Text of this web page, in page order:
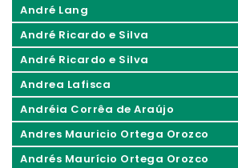
André Lang
André Ricardo e Silva
André Ricardo e Silva
Andrea Lafisca
Andréia Corrêa de Araújo
Andres Mauricio Ortega Orozco
Andrés Maurício Ortega Orozco